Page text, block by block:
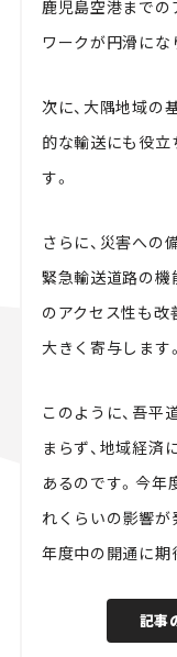
鹿児島空港までの
ワークが円滑にな
次に、大隅地域の
的な輸送にも役立
す。
さらに、災害への
緊急輸送道路の機
のアクセス性も改
大きく寄与します。
このように、吾平
まらず、地域経済
あるのです。今年
れくらいの影響が
年度中の開通に期
記事